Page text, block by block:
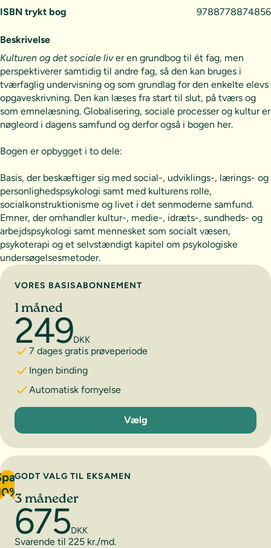
ISBN trykt bog
9788778874856
Beskrivelse
Kulturen og det sociale liver en grundbog til ét fag, men
perspektiverer samtidig til andre fag, så den kan bruges i
tværfaglig undervisning og som grundlag for den enkelte elevs
opgaveskrivning. Den kan læses fra start til slut, på tværs og
som emnelæsning. Globalisering, sociale processer og kultur er
nøgleord i dagens samfund og derfor også i bogen her.
Bogen er opbygget i to dele:
Basis, der beskæftiger sig med social-, udviklings-, lærings- og
personlighedspsykologi samt med kulturens rolle,
socialkonstruktionisme og livet i det senmoderne samfund.
Emner, der omhandler kultur-, medie-, idræts-, sundheds- og
arbejdspsykologi samt mennesket som socialt væsen,
psykoterapi og et selvstændigt kapitel om psykologiske
undersøgelsesmetoder.
Vælg abonnement
VORES BASISABONNEMENT
1 måned
249DKK
7 dages gratis prøveperiode
Ingen binding
Automatisk fornyelse
1 måned
Vælg
GODT VALG TIL EKSAMEN
3 måneder
675DKK
Svarende til 225 kr./md.